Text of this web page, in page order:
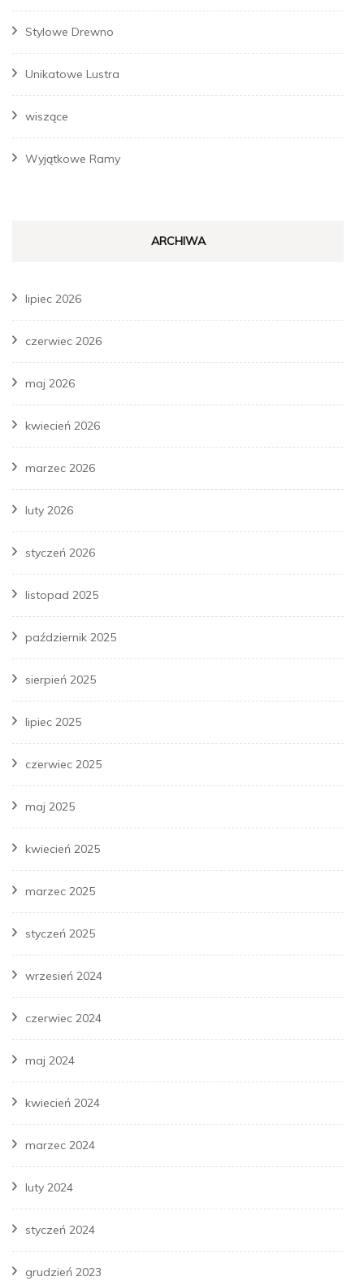
Stylowe Drewno
Unikatowe Lustra
wiszące
Wyjątkowe Ramy
ARCHIWA
lipiec 2026
czerwiec 2026
maj 2026
kwiecień 2026
marzec 2026
luty 2026
styczeń 2026
listopad 2025
październik 2025
sierpień 2025
lipiec 2025
czerwiec 2025
maj 2025
kwiecień 2025
marzec 2025
styczeń 2025
wrzesień 2024
czerwiec 2024
maj 2024
kwiecień 2024
marzec 2024
luty 2024
styczeń 2024
grudzień 2023